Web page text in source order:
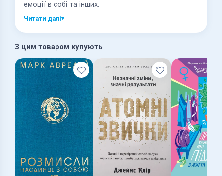
емоції в собі та інших.
Читати далі▾
З цим товаром купують